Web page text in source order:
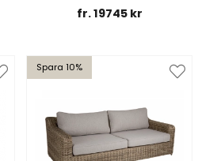
fr. 19745 kr
Spara 10%